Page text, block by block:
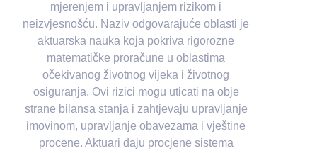
mjerenjem i upravljanjem rizikom i
neizvjesnošću. Naziv odgovarajuće oblasti je
aktuarska nauka koja pokriva rigorozne
matematičke proračune u oblastima
očekivanog životnog vijeka i životnog
osiguranja. Ovi rizici mogu uticati na obje
strane bilansa stanja i zahtjevaju upravljanje
imovinom, upravljanje obavezama i vještine
procene. Aktuari daju procjene sistema